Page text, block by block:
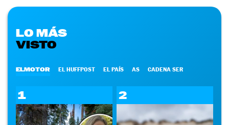
LO MÁS
VISTO
ELMOTOR EL HUFFPOST EL PAÍS AS CADENA SER
1 2